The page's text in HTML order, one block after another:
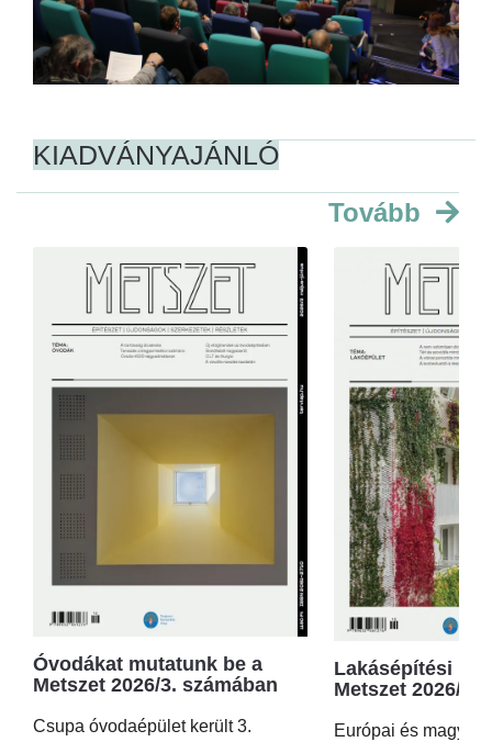
KIADVÁNYAJÁNLÓ
Tovább
Óvodákat mutatunk be a
Metszet 2026/3. számában
Csupa óvodaépület került 3.
Lakásépítési
Metszet 2026/2.
Európai és magyar